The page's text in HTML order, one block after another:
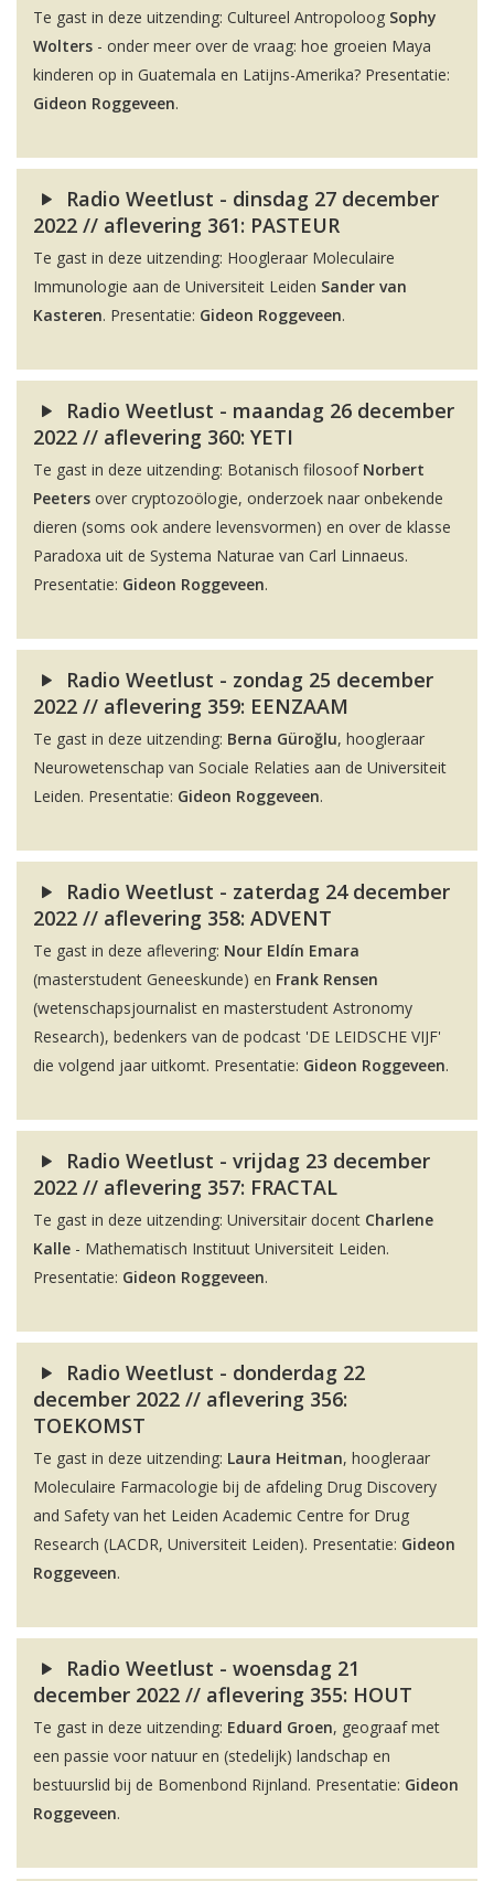
Te gast in deze uitzending: Cultureel Antropoloog Sophy
Wolters - onder meer over de vraag: hoe groeien Maya
kinderen op in Guatemala en Latijns-Amerika? Presentatie:
Gideon Roggeveen.
Radio Weetlust - dinsdag 27 december
2022 // aflevering 361: PASTEUR
Te gast in deze uitzending: Hoogleraar Moleculaire
Immunologie aan de Universiteit Leiden Sander van
Kasteren. Presentatie: Gideon Roggeveen.
Radio Weetlust - maandag 26 december
2022 // aflevering 360: YETI
Te gast in deze uitzending: Botanisch filosoof Norbert
Peeters over cryptozoölogie, onderzoek naar onbekende
dieren (soms ook andere levensvormen) en over de klasse
Paradoxa uit de Systema Naturae van Carl Linnaeus.
Presentatie: Gideon Roggeveen.
Radio Weetlust - zondag 25 december
2022 // aflevering 359: EENZAAM
Te gast in deze uitzending: Berna Güroğlu, hoogleraar
Neurowetenschap van Sociale Relaties aan de Universiteit
Leiden. Presentatie: Gideon Roggeveen.
Radio Weetlust - zaterdag 24 december
2022 // aflevering 358: ADVENT
Te gast in deze aflevering: Nour Eldín Emara
(masterstudent Geneeskunde) en Frank Rensen
(wetenschapsjournalist en masterstudent Astronomy
Research), bedenkers van de podcast 'DE LEIDSCHE VIJF'
die volgend jaar uitkomt. Presentatie: Gideon Roggeveen.
Radio Weetlust - vrijdag 23 december
2022 // aflevering 357: FRACTAL
Te gast in deze uitzending: Universitair docent Charlene
Kalle - Mathematisch Instituut Universiteit Leiden.
Presentatie: Gideon Roggeveen.
Radio Weetlust - donderdag 22
december 2022 // aflevering 356:
TOEKOMST
Te gast in deze uitzending: Laura Heitman, hoogleraar
Moleculaire Farmacologie bij de afdeling Drug Discovery
and Safety van het Leiden Academic Centre for Drug
Research (LACDR, Universiteit Leiden). Presentatie: Gideon
Roggeveen.
Radio Weetlust - woensdag 21
december 2022 // aflevering 355: HOUT
Te gast in deze uitzending: Eduard Groen, geograaf met
een passie voor natuur en (stedelijk) landschap en
bestuurslid bij de Bomenbond Rijnland. Presentatie: Gideon
Roggeveen.